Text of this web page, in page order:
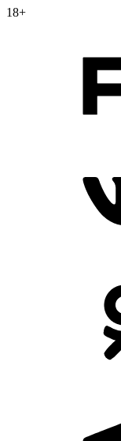
18+